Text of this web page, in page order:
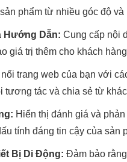
phẩm từ nhiều góc độ
Hướng Dẫn: Cung cấp nội
giá trị thêm cho khách
nối trang web của bạn với
tương tác và chia sẻ từ
Hiển thị đánh giá và
tính đáng tin cậy của sản
Bị Di Động: Đảm bảo